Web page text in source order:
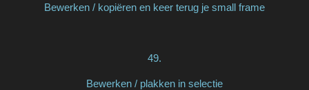
Bewerken / kopiëren en keer terug je small frame
49.
Bewerken / plakken in selectie